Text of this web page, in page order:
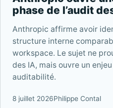
phase de l’audit
Anthropic affirme avoir
structure interne
workspace. Le sujet ne
des IA, mais ouvre un
auditabilité.
8 juillet 2026Philippe Contal